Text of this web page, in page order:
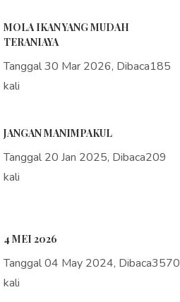
MOLA IKAN YANG MUDAH
TERANIAYA
Tanggal 30 Mar 2026, Dibaca185
kali
JANGAN MANIMPAKUL
Tanggal 20 Jan 2025, Dibaca209
kali
4 MEI 2026
Tanggal 04 May 2024, Dibaca3570
kali